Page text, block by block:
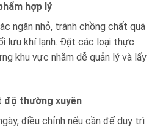
hợp lý
ngăn nhỏ, tránh chồng chất quá
lưu khí lạnh. Đặt các loại thực
khu vực nhằm dễ quản lý và lấy
độ thường xuyên
điều chỉnh nếu cần để duy trì